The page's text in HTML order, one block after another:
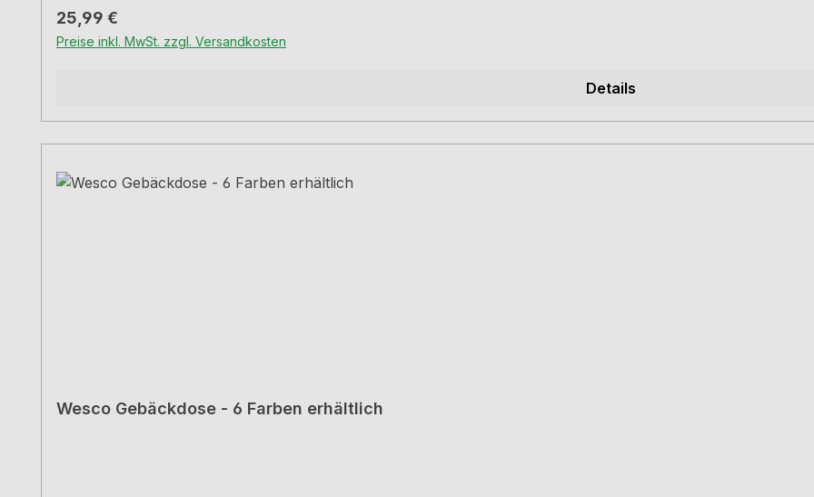
Regulärer Preis:
25,99 €
Preise inkl. MwSt. zzgl. Versandkosten
Details
Wesco Gebäckdose - 6 Farben erhältlich